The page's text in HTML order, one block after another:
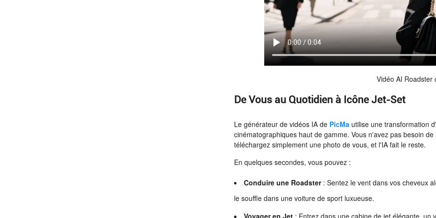
Vidéo AI Roadster
De Vous au Quotidien à Icône Jet-Set
Le générateur de vidéos IA de PicMa utilise une transformation
cinématographiques haut de gamme. Vous n'avez pas besoin
téléchargez simplement une photo de vous, et l'IA fait le reste.
En quelques secondes, vous pouvez :
Conduire une Roadster: Sentez le vent dans vos cheveux
le souffle dans une voiture de sport luxueuse.
Voyager en Jet : Entrez dans une cabine de jet élégante,